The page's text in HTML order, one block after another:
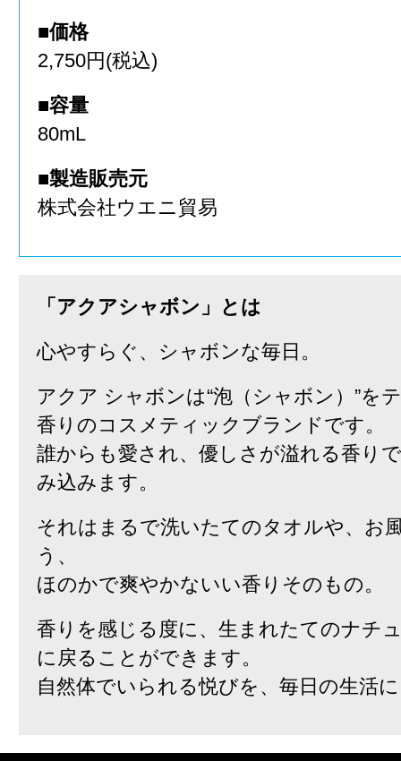
■価格
2,750円(税込)
■容量
80mL
■製造販売元
株式会社ウエニ貿易
「アクアシャボン」とは
心やすらぐ、シャボンな毎日。
アクア シャボンは“泡（シャボン）”を
香りのコスメティックブランドです。
誰からも愛され、優しさが溢れる香り
み込みます。
それはまるで洗いたてのタオルや、お
う、
ほのかで爽やかないい香りそのもの。
香りを感じる度に、生まれたてのナチ
に戻ることができます。
自然体でいられる悦びを、毎日の生活